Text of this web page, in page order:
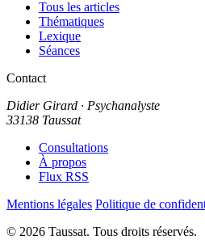
Tous les articles
Thématiques
Lexique
Séances
Contact
Didier Girard · Psychanalyste
33138 Taussat
Consultations
À propos
Flux RSS
Mentions légales Politique de
© 2026 Taussat. Tous droits réservés.